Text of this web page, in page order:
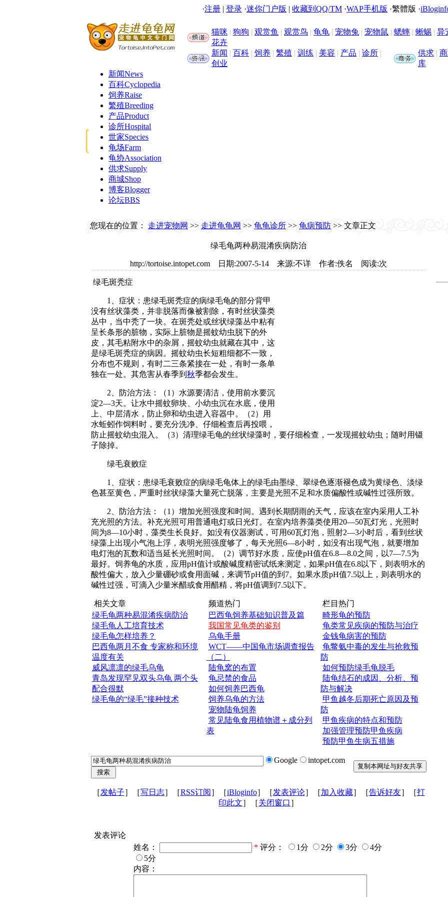
·注册 | 登录 ·迷你门户版 | 收藏到QQ/TM ·WAP手机版 ·繁體版 ·
猫咪 | 狗狗 | 观赏鱼 | 观赏鸟 | 龟龟 | 宠物兔 | 宠物鼠 | 蟋蟀 | 蜥蜴 | 异
花卉
新闻 | 百科 | 饲养 | 繁殖 | 训练 | 美容 | 产品 | 诊所 |
创业
供求 |
库
新闻News
百科Cyclopedia
饲养Raise
繁殖Breeding
产品Product
诊所Hospital
世家Species
龟场Farm
龟协Association
供求Supply
商城Shop
博客Blogger
论坛BBS
您现在的位置： 走进宠物网 >> 走进龟龟网 >> 龟龟诊所 >> 龟病预防 >> 文章正文
绿毛龟两种易混淆疾病防治
http://tortoise.intopet.com 日期:2007-5-14 来源:不详 作者:佚名 阅读:次
绿毛斑秃症
1、症状：患绿毛斑秃症的病绿毛龟的部分背甲
没有丝状藻类，并非脱落而像被割除，有时丝状藻类
丛中，当中秃了一块。在斑秃处或丝状绿藻丛中粘有
呈长条形的脏物，实际上脏物是摇蚊幼虫脱下的外
皮，其毛粘附水中的杂屑，摇蚊幼虫就藏在其中，这
是绿毛斑秃症的病因。摇蚊幼虫长短粗细都不一致，
分布也不规则，有时二三条紧接在一处，有时一条单
独在一处。其危害从春季到 秋季都会发生。
2、防治方法：（1）水源要清洁，使用前水要沉
淀2—3天。让水中摇蚊卵块、小幼虫沉在水底，使用
上、中层清水，防止卵和幼虫进入容器中。（2）用
水蚯蚓作饲料时，要充分洗净、仔细检查后再投喂，
防止摇蚊幼虫混入。（3）清理绿毛龟的丝状绿藻时，要仔细检查，一发现摇蚊幼虫；随时用镊
子除掉。
绿毛衰败症
1、症状：患绿毛衰败症的病绿毛龟体上的绿毛由墨绿、翠绿色逐渐褪色成为黄绿色、淡绿
色甚至黄色，严重时丝状绿藻大量死亡脱落，主要是光照不足和水质偏酸性或碱性过强所致。
2、防治方法：（1）增加光照强度和时间。遇到长期阴雨的天气，应该在室内采用人工补
充光照的方法。补充光照可用普通电灯或日光灯。在室内培养藻类使用20—50瓦灯光，光照时
间为8—10小时，藻类生长良好。如没有仪器测试，可用60瓦灯泡，照射2—3小时后，看到丝状
绿藻上出现小气泡上浮，表明光照强度够了，每天光照6—8小时，如没有出现气泡，就要增加
电灯泡的瓦数和适当延长光照时间。（2）调节好水质，应使pH值在6.8—8.0之间，以7—7.5为
最好。饲养龟的水质，应用pH值计或酸碱度精密试纸来测定，如果pH值在6.8以下，则表明水的
酸性偏大，放入少量硼砂或食用面碱，来调节pH值的到7。如果水质pH值7.5以上，则表明水的
碱性过强，可滴入少量米醋或食用醋精，将pH值调到7.5以下。
相关文章
绿毛龟两种易混淆疾病防治
绿毛龟人工培育技术
绿毛龟怎样培养？
巴西龟两月不食 专家称和环境
温度有关
威风凛凛的绿毛乌龟
青岛发现罕见双头乌龟 两个头
配合很默
绿毛龟的“绿毛”接种技术
频道热门
巴西龟饲养基础知识普及篇
我国常见龟类的鉴别
乌龟手册
WCT——中国龟市场调查报告
（二）
陆龟窝的布置
龟忌禁的食品
如何饲养巴西龟
饲养乌龟的方法
宠物陆龟饲养
常见陆龟食用植物谱＋成分列
表
栏目热门
畸形龟的预防
龟类常见疾病的预防与治疗
金钱龟病害的预防
龟鳖氨中毒的发生与抢救预
防
如何预防绿毛龟脱毛
陆龟结石的成因、分析、预
防与解决
甲鱼越冬后期死亡原因及预
防
甲鱼疾病的特点和预防
加强管理预防甲鱼疾病
预防甲鱼生病五措施
Google intopet.com
［发帖子］［写日志］［RSS订阅 ］［iBloginfo］［发表评论］［加入收藏］［告诉好友］［打
印此文］［关闭窗口 ］
发表评论
姓名：
* 评分： 1分 2分 3分
4分
5分
内容：